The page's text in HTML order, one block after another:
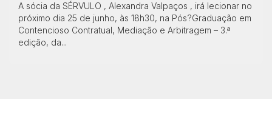
A sócia da SÉRVULO , Alexandra Valpaços , irá lecionar no
próximo dia 25 de junho, às 18h30, na Pós?Graduação em
Contencioso Contratual, Mediação e Arbitragem – 3.ª
edição, da...